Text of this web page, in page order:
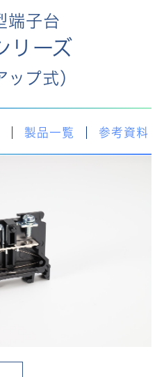
端子台
リーズ
ップ式）
製品一覧 参考資料